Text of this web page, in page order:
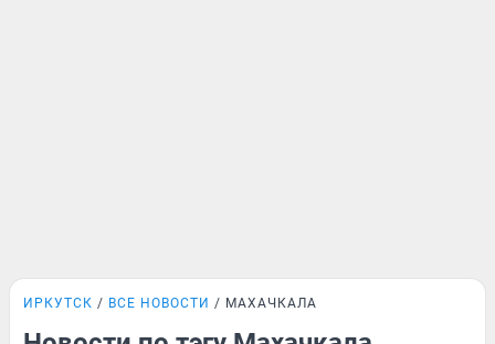
ИРКУТСК ВСЕ НОВОСТИ МАХАЧКАЛА